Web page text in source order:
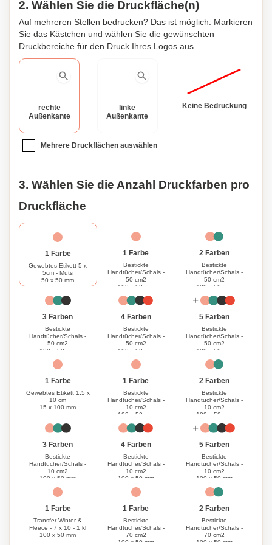
Sie sich oder einem geliebten Menschen dieses Must-
den ganzen Winter lang an.
2. Wählen Sie die Druckfläche(n)
Auf mehreren Stellen bedrucken? Das ist möglich. Markieren
Sie das Kästchen und wählen Sie die gewünschten
Druckbereiche für den Druck Ihres Logos aus.
rechte
Außenkante
linke
Außenkante
Keine Bedruckung
Mehrere Druckflächen auswählen
3. Wählen Sie die Anzahl Druckfarben pro
Druckfläche
1 Farbe
Gewebtes Etikett 5 x
5cm - Muts
50 x 50 mm
1 Farbe
Bestickte
Handtücher/Schals -
50 cm2
100 x 50 mm
2 Farben
Bestickte
Handtücher/Schals -
50 cm2
100 x 50 mm
3 Farben
Bestickte
Handtücher/Schals -
50 cm2
100 x 50 mm
4 Farben
Bestickte
Handtücher/Schals -
50 cm2
100 x 50 mm
5 Farben
Bestickte
Handtücher/Schals -
50 cm2
100 x 50 mm
1 Farbe
Gewebtes Etikett 1,5 x
10 cm
15 x 100 mm
1 Farbe
Bestickte
Handtücher/Schals -
10 cm2
100 x 50 mm
2 Farben
Bestickte
Handtücher/Schals -
10 cm2
100 x 50 mm
3 Farben
Bestickte
Handtücher/Schals -
10 cm2
100 x 50 mm
4 Farben
Bestickte
Handtücher/Schals -
10 cm2
100 x 50 mm
5 Farben
Bestickte
Handtücher/Schals -
10 cm2
100 x 50 mm
1 Farbe
Transfer Winter &
Fleece - 7 x 10 - 1 kl
100 x 50 mm
1 Farbe
Bestickte
Handtücher/Schals -
70 cm2
100 x 50 mm
2 Farben
Bestickte
Handtücher/Schals -
70 cm2
100 x 50 mm